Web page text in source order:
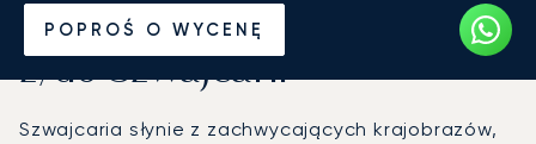
POPROŚ O WYCENĘ
Wynajmij jet prywatny
z/do Szwajcarii
Szwajcaria słynie z zachwycających krajobrazów,